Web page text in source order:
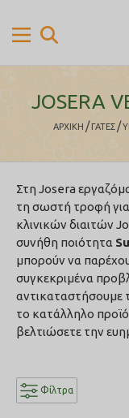
JOSERA
ΑΡΧΙΚΉ / ΓΑΤΕΣ /
Στη Josera
τη σωστή τροφή για
κλινικών διαιτών
συνήθη ποιότητα
μπορούν να
συγκεκριμένα
αντικαταστήσουμε
το κατάλληλο
βελτιώσετε την
Φίλτρα